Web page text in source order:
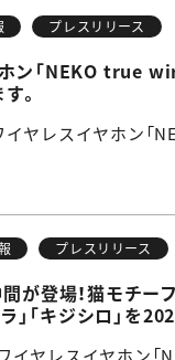
プレスリリース
ン「NEKO true
。
ヤレスイヤホン「
プレスリリース
間が登場！猫モ
」「キジシロ」を